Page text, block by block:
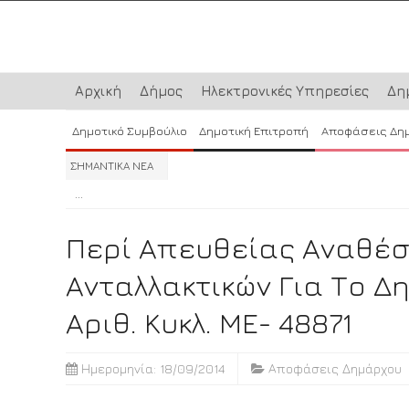
Αρχική Δήμος Ηλεκτρονικές Υπηρεσίες
Δημοτικό Συμβούλιο Δημοτική Επιτροπή Αποφάσεις
ΣΗΜΑΝΤΙΚΑ ΝΕΑ
...
Περί Απευθείας
Ανταλλακτικών Για Το
Αριθ. Κυκλ. ΜΕ- 48871
Ημερομηνία: 18/09/2014 Αποφάσεις Δημάρχου